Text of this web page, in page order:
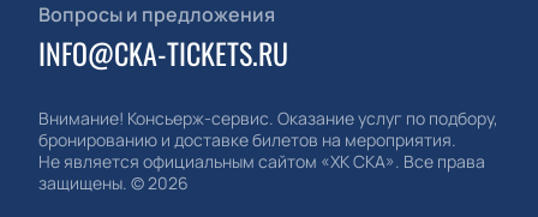
Внимание! Консьерж-сервис. Оказание услуг по подбору,
бронированию и доставке билетов на мероприятия.
Не является официальным сайтом «ХК СКА». Все права
защищены. ©2026
Вопросы и предложения
INFO@CKA-TICKETS.RU